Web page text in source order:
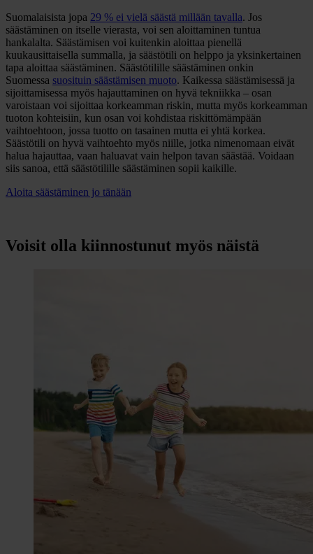
Suomalaisista jopa 29 % ei vielä säästä millään tavalla. Jos
säästäminen on itselle vierasta, voi sen aloittaminen tuntua
hankalalta. Säästämisen voi kuitenkin aloittaa pienellä
kuukausittaisella summalla, ja säästötili on helppo ja yksinkertainen
tapa aloittaa säästäminen. Säästötilille säästäminen onkin
Suomessa suosituin säästämisen muoto. Kaikessa säästämisessä ja
sijoittamisessa myös hajauttaminen on hyvä tekniikka – osan
varoistaan voi sijoittaa korkeamman riskin, mutta myös korkeamman
tuoton kohteisiin, kun osan voi kohdistaa riskittömämpään
vaihtoehtoon, jossa tuotto on tasainen mutta ei yhtä korkea.
Säästötili on hyvä vaihtoehto myös niille, jotka nimenomaan eivät
halua hajauttaa, vaan haluavat vain helpon tavan säästää. Voidaan
siis sanoa, että säästötilille säästäminen sopii kaikille.
Aloita säästäminen jo tänään
Voisit olla kiinnostunut myös näistä